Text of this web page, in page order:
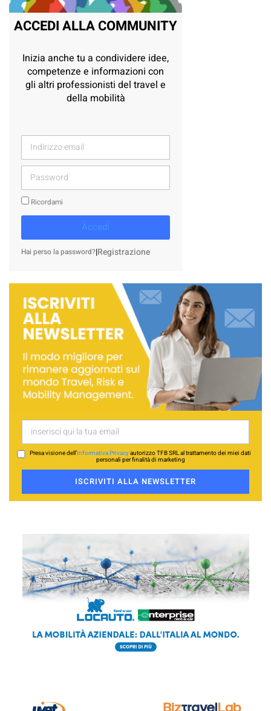
ACCEDI ALLA COMMUNITY
Inizia anche tu a condividere idee,
competenze e informazioni con
gli altri professionisti del travel e
della mobilità
Ricordami
Accedi
Hai perso la password?|Registrazione
Presa visione dell’Informativa Privacyautorizzo TFB SRL al trattamento dei miei dati
personali per finalità di marketing
ISCRIVITI ALLA NEWSLETTER